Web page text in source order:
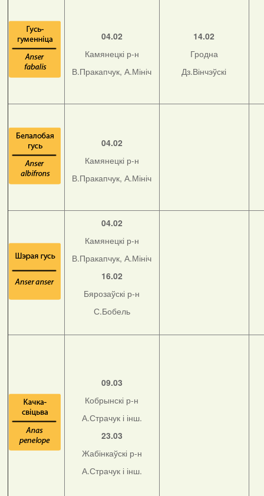
04.02
Камянецкі р-н
В.Пракапчук, А.Мініч
14.02
Гродна
Дз.Вінчэўскі
04.02
Камянецкі р-н
В.Пракапчук, А.Мініч
04.02
Камянецкі р-н
В.Пракапчук, А.Мініч
16.02
Бярозаўскі р-н
С.Бобель
09.03
Кобрынскі р-н
А.Страчук і інш.
23.03
Жабінкаўскі р-н
А.Страчук і інш.